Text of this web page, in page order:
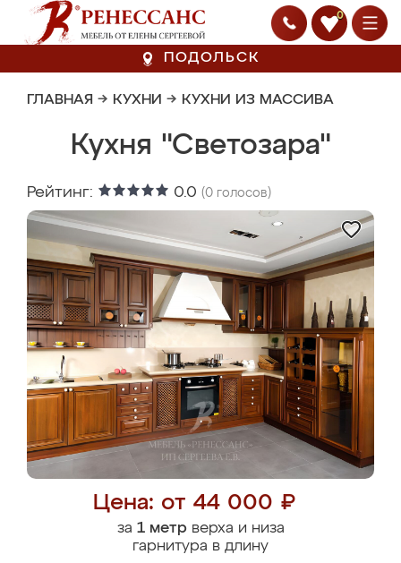
0
ПОДОЛЬСК
ГЛАВНАЯ → КУХНИ → КУХНИ ИЗ МАССИВА
Кухня "Светозара"
Рейтинг: 0.0 (0 голосов)
Цена: от 44 000 ₽
за 1 метрверха и низа
гарнитура в длину